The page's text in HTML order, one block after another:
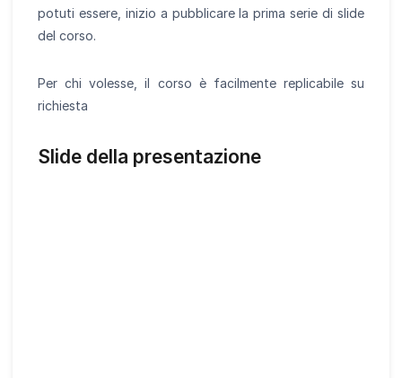
potuti essere, inizio a pubblicare la prima serie di slide
del corso.
Per chi volesse, il corso è facilmente replicabile su
richiesta
Slide della presentazione